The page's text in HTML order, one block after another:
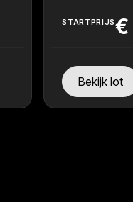
STARTPRIJS€
Bekijk lot